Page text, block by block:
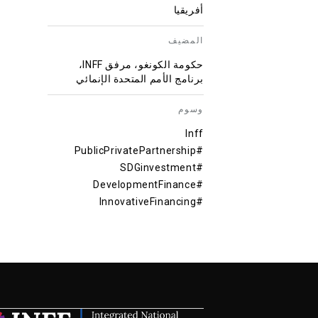
أفريقيا
المضيف
حكومة الكونغو، مرفق INFF،
برنامج الأمم المتحدة الإنمائي
وسوم
Inff
#PublicPrivatePartnership
#SDGinvestment
#DevelopmentFinance
#InnovativeFinancing